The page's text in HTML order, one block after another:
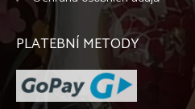
PLATEBNÍ METODY